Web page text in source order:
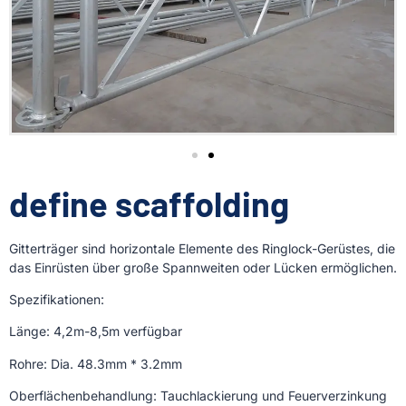
define scaffolding
Gitterträger sind horizontale Elemente des Ringlock-Gerüstes, die
das Einrüsten über große Spannweiten oder Lücken ermöglichen.
Spezifikationen:
Länge: 4,2m-8,5m verfügbar
Rohre: Dia. 48.3mm * 3.2mm
Oberflächenbehandlung: Tauchlackierung und Feuerverzinkung